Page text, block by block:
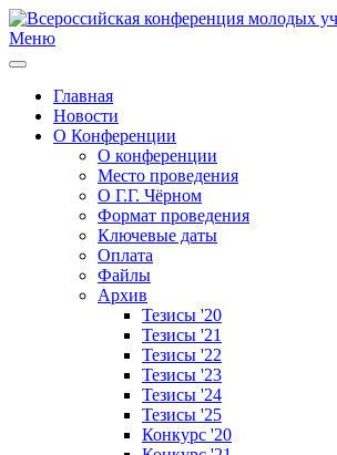
Меню
Главная
Новости
О Конференции
О конференции
Место проведения
О Г.Г. Чёрном
Формат проведения
Ключевые даты
Оплата
Файлы
Архив
Тезисы '20
Тезисы '21
Тезисы '22
Тезисы '23
Тезисы '24
Тезисы '25
Конкурс '20